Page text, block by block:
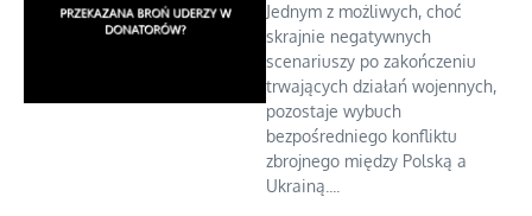
Jednym z możliwych, choć
skrajnie negatywnych
scenariuszy po zakończeniu
trwających działań wojennych,
pozostaje wybuch
bezpośredniego konfliktu
zbrojnego między Polską a
Ukrainą....